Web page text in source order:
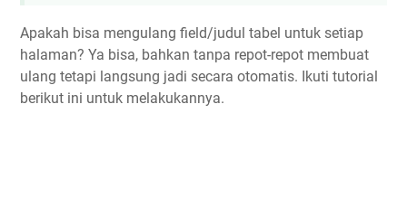
Apakah bisa mengulang field/judul tabel untuk setiap
halaman? Ya bisa, bahkan tanpa repot-repot membuat
ulang tetapi langsung jadi secara otomatis. Ikuti tutorial
berikut ini untuk melakukannya.